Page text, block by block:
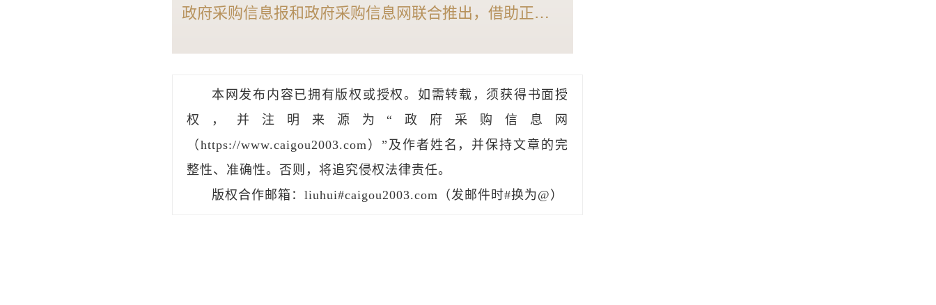
政府采购信息报和政府采购信息网联合推出，借助正福
业服务采购市场规模、竞争格局以及细分市场现状等，
本网发布内容已拥有版权或授权。如需转载，须获得书面授
权，并注明来源为“政府采购信息网
（https://www.caigou2003.com）”及作者姓名，并保持文章的完
整性、准确性。否则，将追究侵权法律责任。
版权合作邮箱：liuhui#caigou2003.com（发邮件时#换为@）